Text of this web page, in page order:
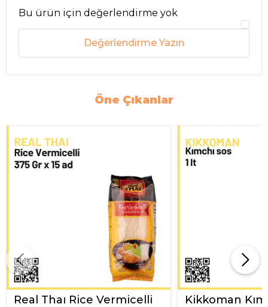
Bu ürün için değerlendirme yok
Değerlendirme Yazın
Öne Çıkanlar
Real Thaı Rice Vermicelli
Kikkoman